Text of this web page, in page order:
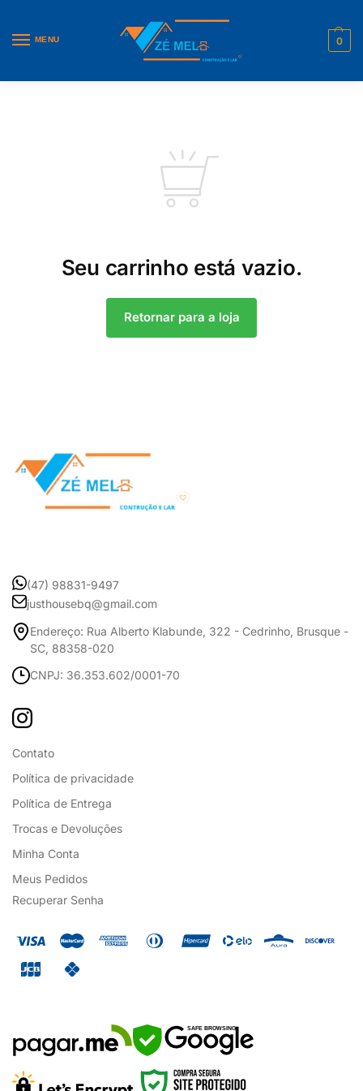
MENU 0
Seu carrinho está vazio.
Retornar para a loja
(47) 98831-9497
justhousebq@gmail.com
Endereço: Rua Alberto Klabunde, 322 - Cedrinho, Brusque -
SC, 88358-020
CNPJ: 36.353.602/0001-70
Contato
Política de privacidade
Política de Entrega
Trocas e Devoluções
Minha Conta
Meus Pedidos
Recuperar Senha
SAFE BROWSING